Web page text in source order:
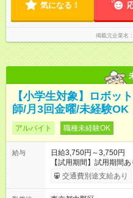
気になる！
掲載元企業名
【小学生対象】ロボッ
師/月3回金曜/未経験OK
アルバイト 職種未経験OK
給与
日給3,750円～3,750円
【試用期間】試用期間
給与は本採用時と同じで
交通費別途支給あり